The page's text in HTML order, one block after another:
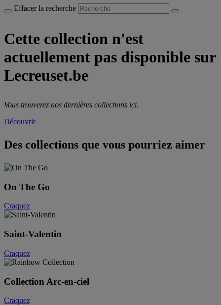
Effacer la recherche
Cette collection n'est
actuellement pas disponible sur
Lecreuset.be
Vous trouverez nos dernières collections ici.
Découvrir
Des collections que vous pourriez aimer
On The Go
Craquez
Saint-Valentin
Craquez
Collection Arc-en-ciel
Craquez